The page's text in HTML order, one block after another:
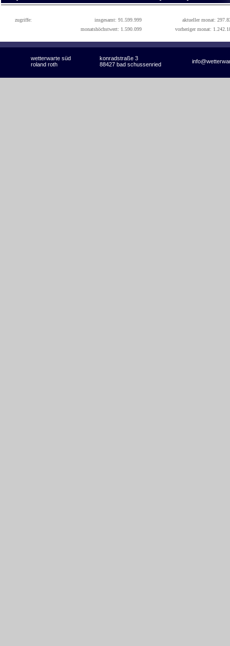
zugriffe: insgesamt: 91.599.999
aktueller monat:
monatshöchstwert: 1.590.099
vorheriger monat:
wetterwarte süd konradstraße 3
roland roth 88427 bad schussenried